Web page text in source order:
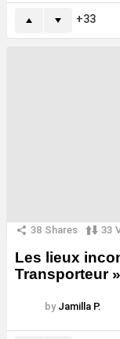
33
38 Shares 33
Les lieux
Transporteur
by Jamilla P.